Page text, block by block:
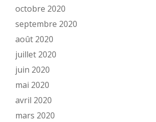
octobre 2020
septembre 2020
août 2020
juillet 2020
juin 2020
mai 2020
avril 2020
mars 2020